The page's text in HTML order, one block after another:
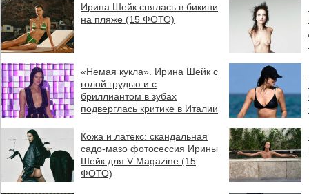
Ирина Шейк снялась в бикини
на пляже (15 ФОТО)
«Немая кукла». Ирина Шейк с
голой грудью и с
бриллиантом в зубах
подверглась критике в Италии
Кожа и латекс: скандальная
садо-мазо фотосессия Ирины
Шейк для V Magazine (15
ФОТО)